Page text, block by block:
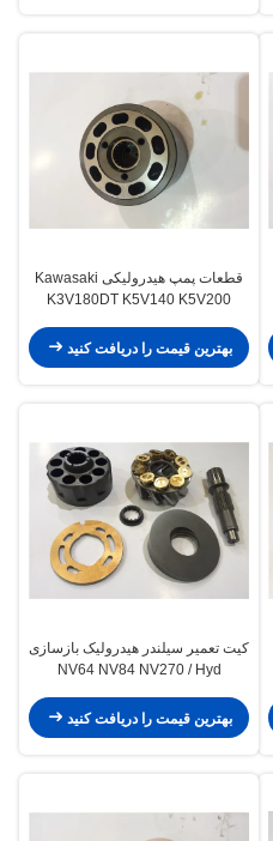
قطعات پمپ هیدرولیکی Kawasaki
K3V180DT K5V140 K5V200
بهترین قیمت را دریافت کنید
کیت تعمیر سیلندر هیدرولیک بازسازی
NV64 NV84 NV270 / Hyd
بهترین قیمت را دریافت کنید